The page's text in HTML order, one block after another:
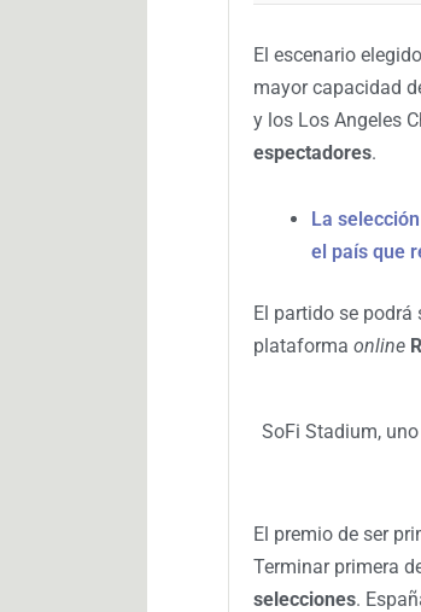
El escenario
mayor capacidad
y los Los Angeles
espectadores.
La
el país que
El partido se
plataforma online
SoFi Stadium,
El premio de ser
Terminar primera
selecciones.